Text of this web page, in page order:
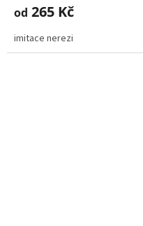
od 265 Kč
imitace nerezi